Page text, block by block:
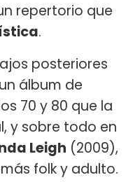
repertorio que
.
posteriores
álbum de
70 y 80 que la
y sobre todo en
Leigh (2009),
folk y adulto.